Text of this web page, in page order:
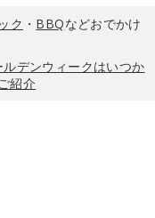
ク ・ BBQなどおでかけ
デンウィークはいつか
紹介